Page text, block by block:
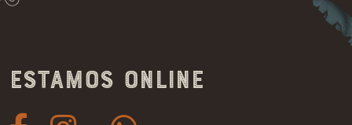
Estamos online